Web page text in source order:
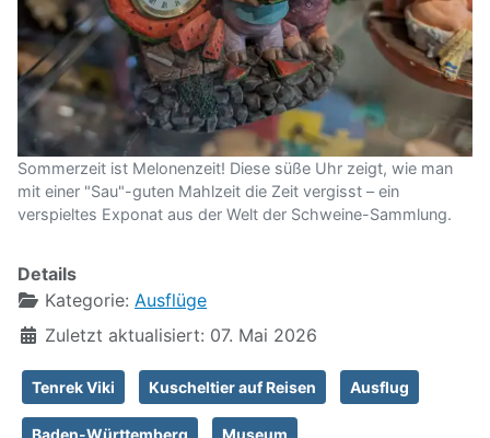
Sommerzeit ist Melonenzeit! Diese süße Uhr zeigt, wie man
mit einer "Sau"-guten Mahlzeit die Zeit vergisst – ein
verspieltes Exponat aus der Welt der Schweine-Sammlung.
Details
Kategorie: Ausflüge
Zuletzt aktualisiert: 07. Mai 2026
Tenrek Viki Kuscheltier auf Reisen Ausflug
Baden-Württemberg Museum